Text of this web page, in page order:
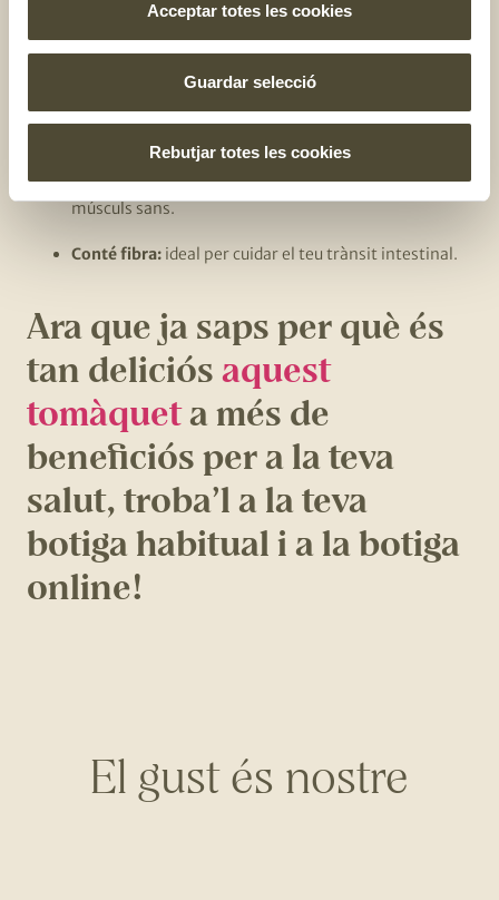
Acceptar totes les cookies
Guardar selecció
Rebutjar totes les cookies
un pigment vegetal que li dona el color vermell tan
característic. Els antioxidants t’ajuden a mantenir les
cèl·lules joves i et protegeixen de malalties
cardiovasculars.
Conté fòsfor i potassi: destaquen, especialment,
aquests dos minerals que t’ajuden a mantenir els teus
músculs sans.
Conté fibra: ideal per cuidar el teu trànsit intestinal.
Ara que ja saps per què és
tan deliciósaquest
tomàqueta més de
beneficiós per a la teva
salut, troba’l a la teva
botiga habitual i a la botiga
online!
El gust és nostre